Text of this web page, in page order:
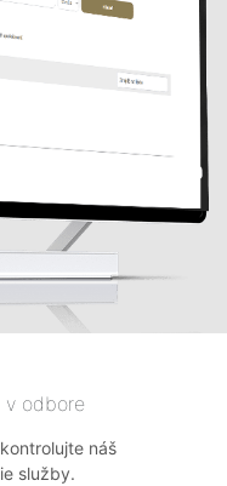
v odbore
náš
služby.